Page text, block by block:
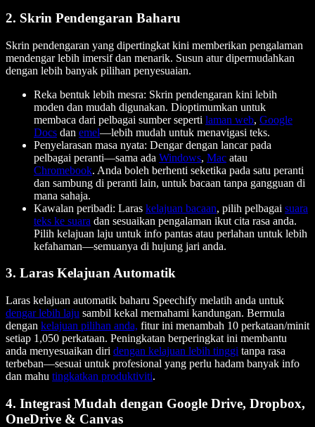
2. Skrin Pendengaran Baharu
Skrin pendengaran yang dipertingkat kini memberikan pengalaman
mendengar lebih imersif dan menarik. Susun atur dipermudahkan
dengan lebih banyak pilihan penyesuaian.
Reka bentuk lebih mesra: Skrin pendengaran kini lebih
moden dan mudah digunakan. Dioptimumkan untuk
membaca dari pelbagai sumber seperti laman web, Google
Docs dan emel—lebih mudah untuk menavigasi teks.
Penyelarasan masa nyata: Dengar dengan lancar pada
pelbagai peranti—sama ada Windows, Mac atau
Chromebook. Anda boleh berhenti seketika pada satu peranti
dan sambung di peranti lain, untuk bacaan tanpa gangguan di
mana sahaja.
Kawalan peribadi: Laras kelajuan bacaan, pilih pelbagai suara
teks ke suara dan sesuaikan pengalaman ikut cita rasa anda.
Pilih kelajuan laju untuk info pantas atau perlahan untuk lebih
kefahaman—semuanya di hujung jari anda.
3. Laras Kelajuan Automatik
Laras kelajuan automatik baharu Speechify melatih anda untuk
dengar lebih laju sambil kekal memahami kandungan. Bermula
dengan kelajuan pilihan anda, fitur ini menambah 10 perkataan/minit
setiap 1,050 perkataan. Peningkatan berperingkat ini membantu
anda menyesuaikan diri dengan kelajuan lebih tinggi tanpa rasa
terbeban—sesuai untuk profesional yang perlu hadam banyak info
dan mahu tingkatkan produktiviti.
4. Integrasi Mudah dengan Google Drive, Dropbox,
OneDrive & Canvas